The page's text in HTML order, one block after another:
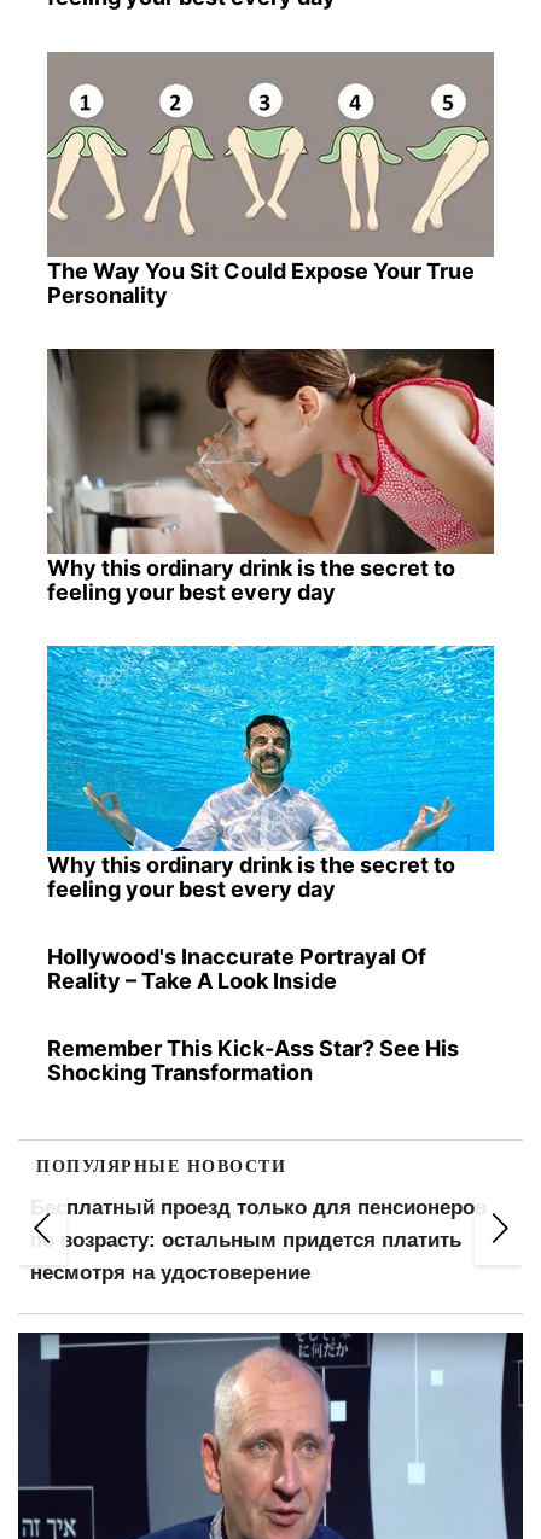
The Way You Sit Could Expose Your True
Personality
Why this ordinary drink is the secret to
feeling your best every day
Why this ordinary drink is the secret to
feeling your best every day
Hollywood's Inaccurate Portrayal Of
Reality – Take A Look Inside
Remember This Kick-Ass Star? See His
Shocking Transformation
ПОПУЛЯРНЫЕ НОВОСТИ
Софии Ротару — 79: где живет певица во
время войны и почему оккупанты покушаются
на ее отель в Ялте